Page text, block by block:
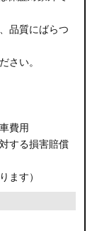
品質にばらつ
さい。
費用
する損害賠償
ます）